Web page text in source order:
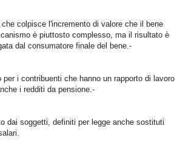
colpisce l'incremento di valore che il bene
è piuttosto complesso, ma il risultato è
dal consumatore finale del bene.-
i contribuenti che hanno un rapporto di lavoro
i redditi da pensione.-
dai soggetti, definiti per legge anche sostituti